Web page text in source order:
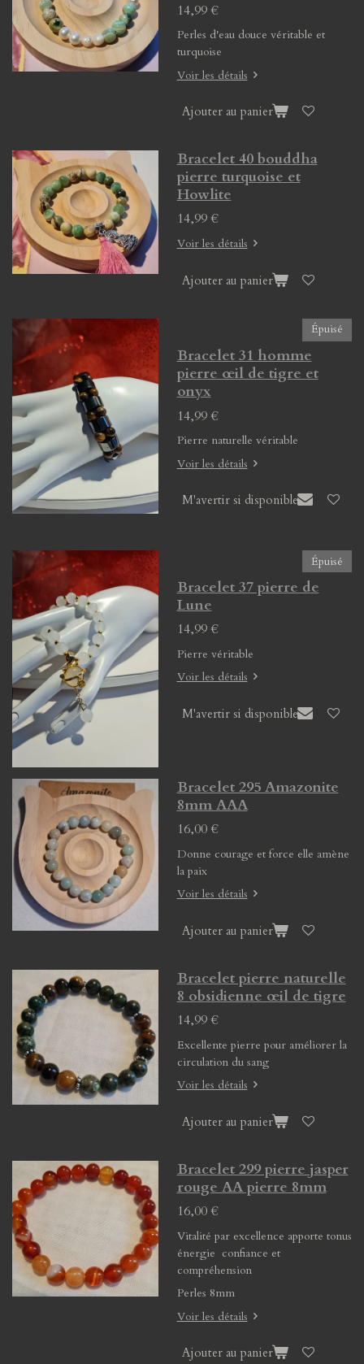
14,99 €
Perles d'eau douce véritable et
turquoise
Voir les détails
Ajouter au panier
Bracelet 40 bouddha
pierre turquoise et
Howlite
14,99 €
Voir les détails
Ajouter au panier
Épuisé
Bracelet 31 homme
pierre œil de tigre et
onyx
14,99 €
Pierre naturelle véritable
Voir les détails
M'avertir si disponible
Épuisé
Bracelet 37 pierre de
Lune
14,99 €
Pierre véritable
Voir les détails
M'avertir si disponible
Bracelet 295 Amazonite
8mm AAA
16,00 €
Donne courage et force elle amène
la paix
Voir les détails
Ajouter au panier
Bracelet pierre naturelle
8 obsidienne œil de tigre
14,99 €
Excellente pierre pour améliorer la
circulation du sang
Voir les détails
Ajouter au panier
Bracelet 299 pierre jasper
rouge AA pierre 8mm
16,00 €
Vitalité par excellence apporte tonus
énergie confiance et
compréhension
Perles 8mm
Voir les détails
Ajouter au panier